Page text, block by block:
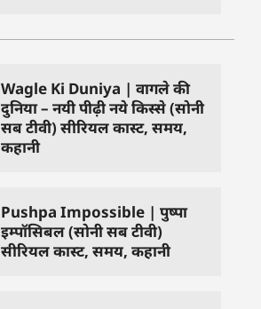
Wagle Ki Duniya | वागले की
दुनिया – नयी पीढ़ी नये किस्से (सोनी
सब टीवी) सीरियल कास्ट, समय,
कहानी
Pushpa Impossible | पुष्पा
इम्पॉसिबल (सोनी सब टीवी)
सीरियल कास्ट, समय, कहानी